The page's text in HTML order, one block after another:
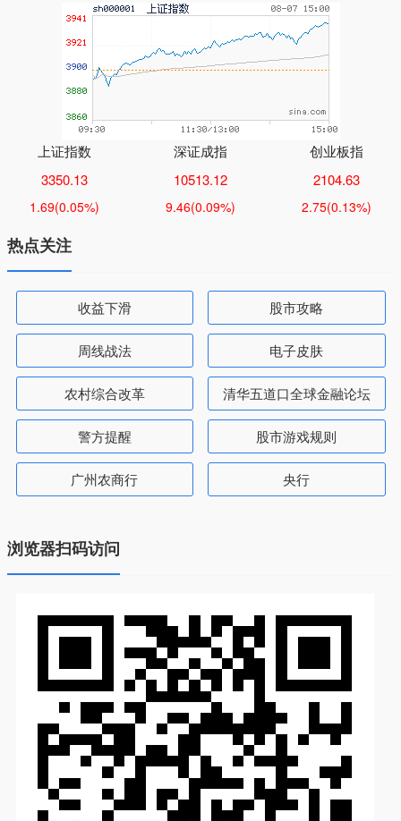
上证指数
3350.13
1.69(0.05%)
深证成指
10513.12
9.46(0.09%)
创业板指
2104.63
2.75(0.13%)
热点关注
收益下滑 股市攻略
周线战法 电子皮肤
农村综合改革 清华五道口全球金融论坛
警方提醒 股市游戏规则
广州农商行 央行
浏览器扫码访问